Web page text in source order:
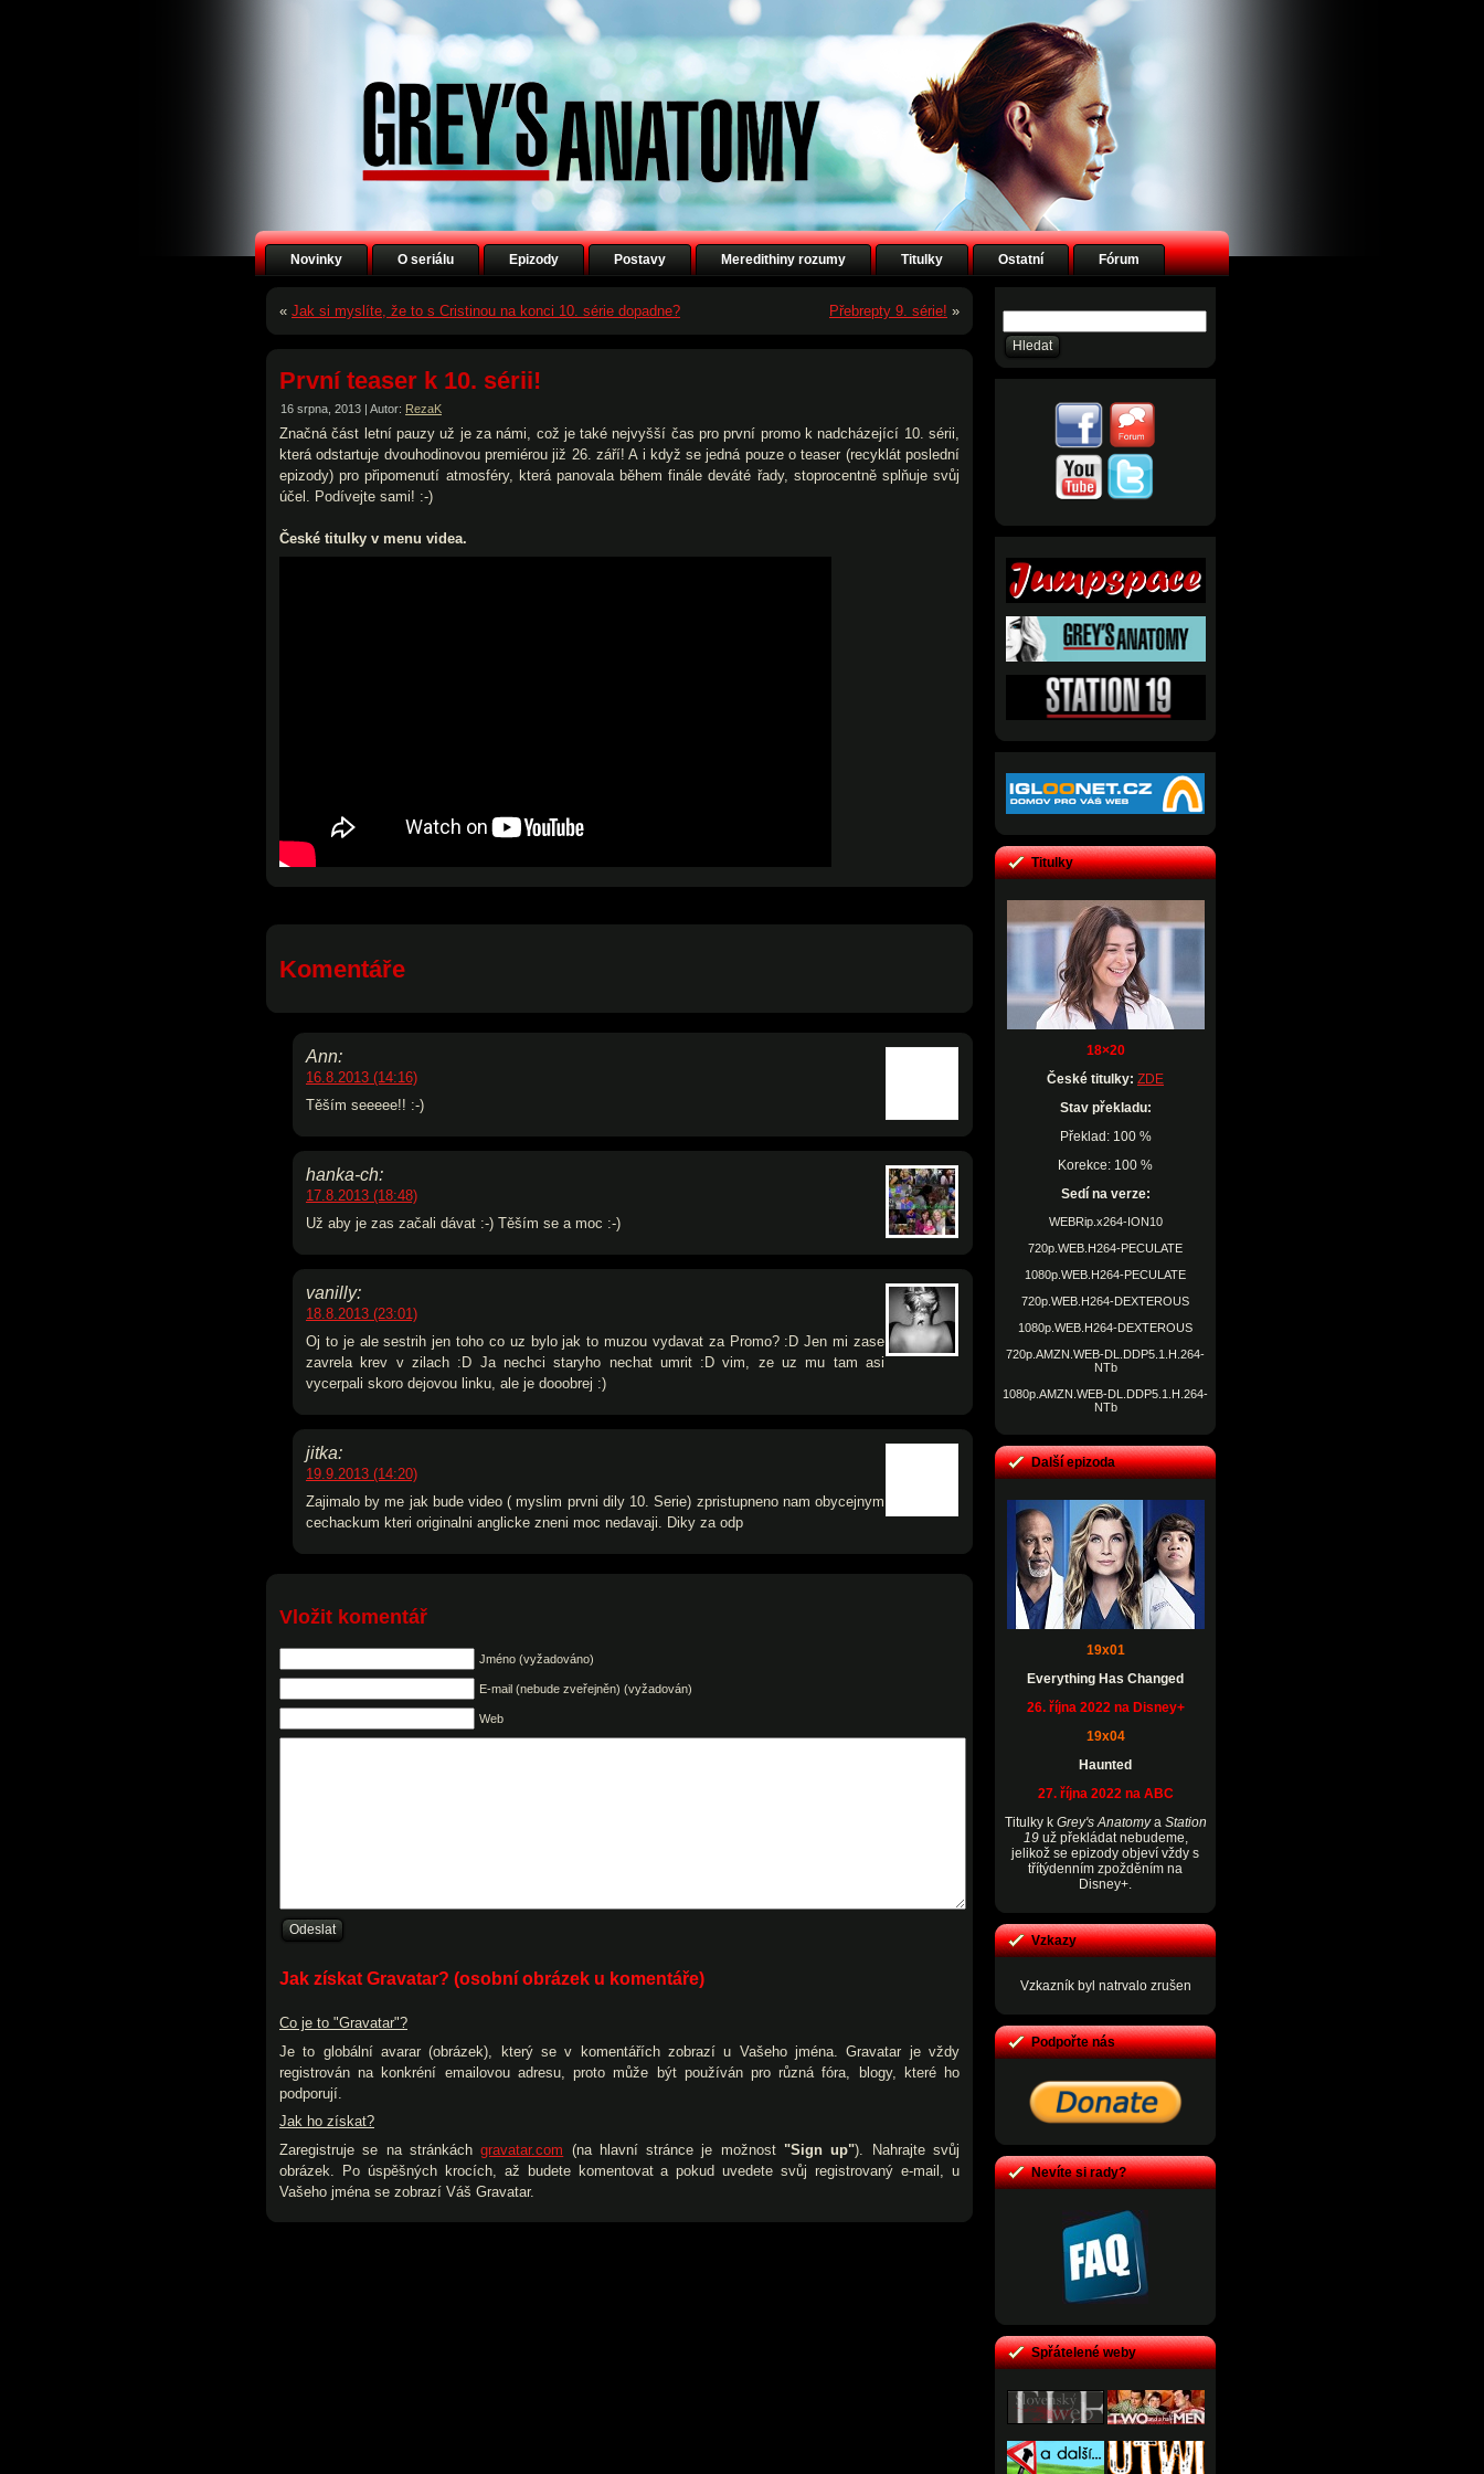
Novinky O seriálu Epizody Postavy Meredithiny rozumy Titulky Ostatní Fórum
« Jak si myslíte, že to s Cristinou na konci 10. série dopadne? Přebrepty 9. série! »
První teaser k 10. sérii!
16 srpna, 2013 | Autor: RezaK
Značná část letní pauzy už je za námi, což je také nejvyšší čas pro první promo k nadcházející 10. sérii,
která odstartuje dvouhodinovou premiérou již 26. září! A i když se jedná pouze o teaser (recyklát poslední
epizody) pro připomenutí atmosféry, která panovala během finále deváté řady, stoprocentně splňuje svůj
účel. Podívejte sami! :-)
České titulky v menu videa.
Komentáře
Ann:
16.8.2013 (14:16)
Těším seeeee!! :-)
hanka-ch:
17.8.2013 (18:48)
Už aby je zas začali dávat :-) Těším se a moc :-)
vanilly:
18.8.2013 (23:01)
Oj to je ale sestrih jen toho co uz bylo jak to muzou vydavat za Promo? :D Jen mi zase
zavrela krev v zilach :D Ja nechci staryho nechat umrit :D vim, ze uz mu tam asi
vycerpali skoro dejovou linku, ale je dooobrej :)
jitka:
19.9.2013 (14:20)
Zajimalo by me jak bude video ( myslim prvni dily 10. Serie) zpristupneno nam obycejnym
cechackum kteri originalni anglicke zneni moc nedavaji. Diky za odp
Vložit komentář
Jméno (vyžadováno)
E-mail (nebude zveřejněn) (vyžadován)
Web
Jak získat Gravatar? (osobní obrázek u komentáře)
Co je to "Gravatar"?
Je to globální avarar (obrázek), který se v komentářích zobrazí u Vašeho jména. Gravatar je vždy
registrován na konkréní emailovou adresu, proto může být používán pro různá fóra, blogy, které ho
podporují.
Jak ho získat?
Zaregistruje se na stránkáchgravatar.com (na hlavní stránce je možnost "Sign up"). Nahrajte svůj
obrázek. Po úspěšných krocích, až budete komentovat a pokud uvedete svůj registrovaný e-mail, u
Vašeho jména se zobrazí Váš Gravatar.
Titulky
18×20
České titulky: ZDE
Stav překladu:
Překlad: 100 %
Korekce: 100 %
Sedí na verze:
WEBRip.x264-ION10
720p.WEB.H264-PECULATE
1080p.WEB.H264-PECULATE
720p.WEB.H264-DEXTEROUS
1080p.WEB.H264-DEXTEROUS
720p.AMZN.WEB-DL.DDP5.1.H.264-
NTb
1080p.AMZN.WEB-DL.DDP5.1.H.264-
NTb
Další epizoda
19x01
Everything Has Changed
26. října 2022 na Disney+
19x04
Haunted
27. října 2022 na ABC
Titulky k Grey's Anatomya Station
19už překládat nebudeme,
jelikož se epizody objeví vždy s
třítýdenním zpožděním na
Disney+.
Vzkazy
Vzkazník byl natrvalo zrušen
Podpořte nás
Nevíte si rady?
Spřátelené weby